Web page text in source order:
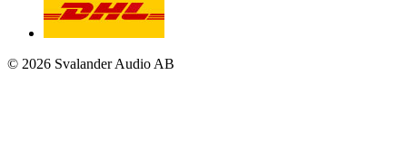
© 2026 Svalander Audio AB